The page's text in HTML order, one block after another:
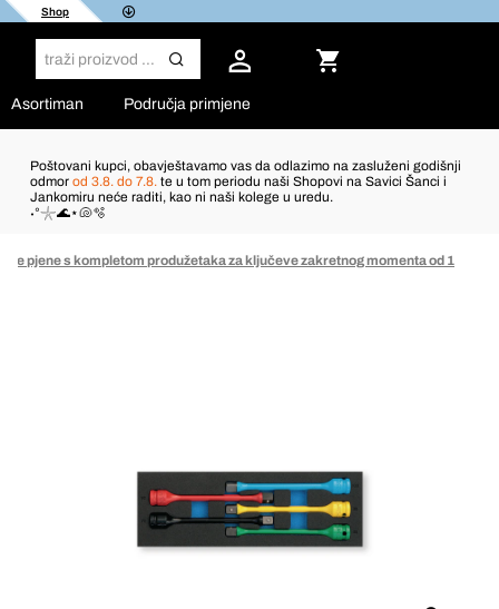
Shop
Asortiman Područja primjene
Poštovani kupci, obavještavamo vas da odlazimo na zasluženi godišnji
odmor od 3.8. do 7.8. te u tom periodu naši Shopovi na Savici Šanci i
Jankomiru neće raditi, kao ni naši kolege u uredu.
˖°𓇼🌊⋆🐚🫧
pjene s kompletom produžetaka za ključeve zakretnog momenta od 1